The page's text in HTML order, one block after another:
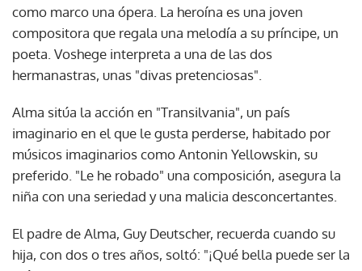
como marco una ópera. La heroína es una joven
compositora que regala una melodía a su príncipe, un
poeta. Voshege interpreta a una de las dos
hermanastras, unas "divas pretenciosas".
Alma sitúa la acción en "Transilvania", un país
imaginario en el que le gusta perderse, habitado por
músicos imaginarios como Antonin Yellowskin, su
preferido. "Le he robado" una composición, asegura la
niña con una seriedad y una malicia desconcertantes.
El padre de Alma, Guy Deutscher, recuerda cuando su
hija, con dos o tres años, soltó: "¡Qué bella puede ser la